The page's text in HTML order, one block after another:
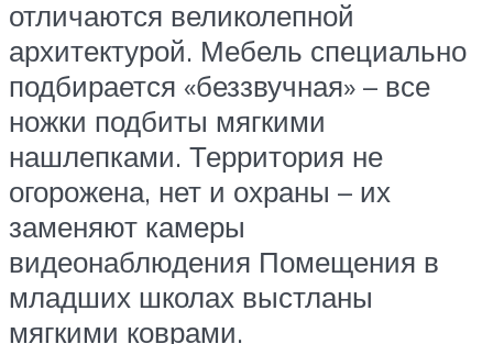
отличаются великолепной
архитектурой. Мебель специально
подбирается «беззвучная» – все
ножки подбиты мягкими
нашлепками. Территория не
огорожена, нет и охраны – их
заменяют камеры
видеонаблюдения Помещения в
младших школах выстланы
мягкими коврами.